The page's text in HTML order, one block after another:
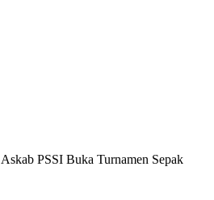
PSSI Buka Turnamen Sepak